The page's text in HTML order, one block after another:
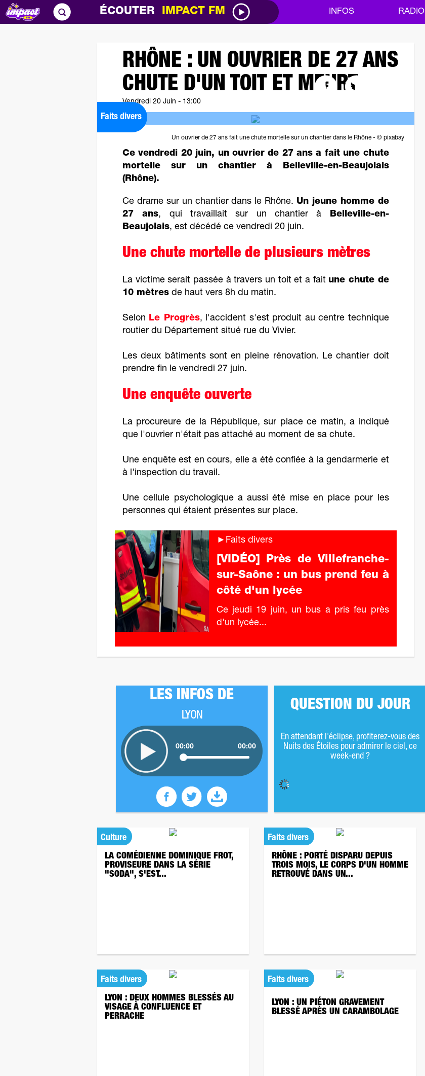
ÉCOUTER IMPACT FM INFOS RADIO
RHÔNE : UN OUVRIER DE 27 ANS
CHUTE D'UN TOIT ET MEURT
Vendredi 20 Juin - 13:00
Faits divers
Un ouvrier de 27 ans fait une chute mortelle sur un chantier dans le Rhône - © pixabay
Ce vendredi 20 juin, un ouvrier de 27 ans a fait une chute
mortelle sur un chantier à Belleville-en-Beaujolais
(Rhône).
Ce drame sur un chantier dans le Rhône. Un jeune homme de
27 ans, qui travaillait sur un chantier à Belleville-en-
Beaujolais, est décédé ce vendredi 20 juin.
Une chute mortelle de plusieurs mètres
La victime serait passée à travers un toit et a fait une chute de
10 mètres de haut vers 8h du matin.
Selon Le Progrès, l'accident s'est produit au centre technique
routier du Département situé rue du Vivier.
Les deux bâtiments sont en pleine rénovation. Le chantier doit
prendre fin le vendredi 27 juin.
Une enquête ouverte
La procureure de la République, sur place ce matin, a indiqué
que l'ouvrier n'était pas attaché au moment de sa chute.
Une enquête est en cours, elle a été confiée à la gendarmerie et
à l'inspection du travail.
Une cellule psychologique a aussi été mise en place pour les
personnes qui étaient présentes sur place.
►Faits divers
[VIDÉO] Près de Villefranche-
sur-Saône : un bus prend feu à
côté d'un lycée
Ce jeudi 19 juin, un bus a pris feu près
d'un lycée...
LES INFOS DE
LYON
00:00 00:00
QUESTION DU JOUR
En attendant l'éclipse, profiterez-vous des
Nuits des Étoiles pour admirer le ciel, ce
week-end ?
Culture
LA COMÉDIENNE DOMINIQUE FROT,
PROVISEURE DANS LA SÉRIE
"SODA", S'EST...
Faits divers
RHÔNE : PORTÉ DISPARU DEPUIS
TROIS MOIS, LE CORPS D'UN HOMME
RETROUVÉ DANS UN...
Faits divers
LYON : DEUX HOMMES BLESSÉS AU
VISAGE À CONFLUENCE ET
PERRACHE
Faits divers
LYON : UN PIÉTON GRAVEMENT
BLESSÉ APRÈS UN CARAMBOLAGE